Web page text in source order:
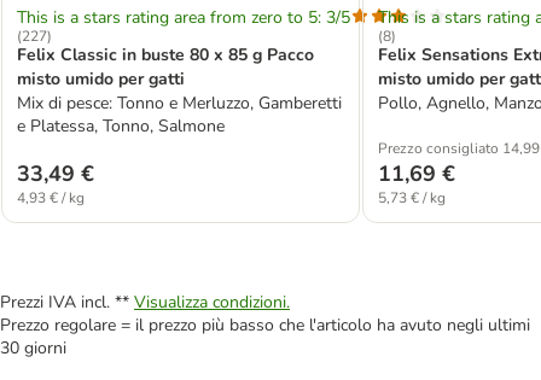
This is a stars rating area from zero to 5: 3/5
(227)
Felix Classic in buste 80 x 85 g Pacco
misto umido per gatti
Mix di pesce: Tonno e Merluzzo, Gamberetti
e Platessa, Tonno, Salmone
33,49 €
4,93 € / kg
This is a stars rating
(8)
Felix Sensations
misto umido per
Pollo, Agnello,
Prezzo consigliato
11,69 €
5,73 € / kg
Prezzi IVA incl. ** Visualizza condizioni.
Prezzo regolare = il prezzo più basso che l'articolo ha avuto negli ultimi
30 giorni